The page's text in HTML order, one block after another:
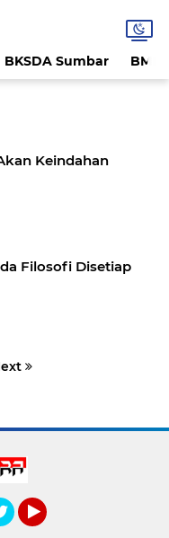
BKSDA Sumbar
Keindahan
Filosofi Disetiap